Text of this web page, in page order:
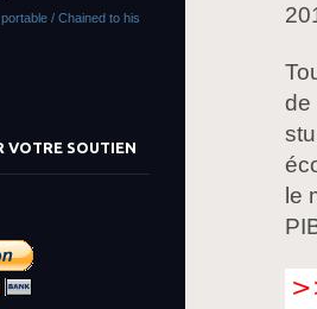
de
le
/ Chained to his
VOTRE SOUTIEN